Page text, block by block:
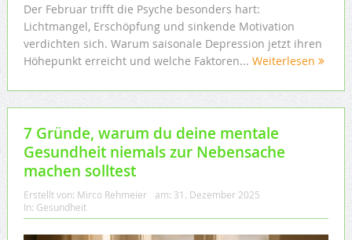
Der Februar trifft die Psyche besonders hart:
Lichtmangel, Erschöpfung und sinkende Motivation
verdichten sich. Warum saisonale Depression jetzt ihren
Höhepunkt erreicht und welche Faktoren... Weiterlesen
7 Gründe, warum du deine mentale
Gesundheit niemals zur Nebensache
machen solltest
Erstellt von: Mirco Rehmeier am: 31. Dezember 2025
In: Gesundheit